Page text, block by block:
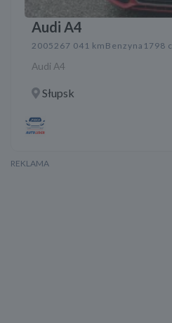
Audi A4
2005267 041 km Benzyna 1798
Audi A4
Słupsk